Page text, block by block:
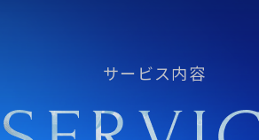
サービス内容